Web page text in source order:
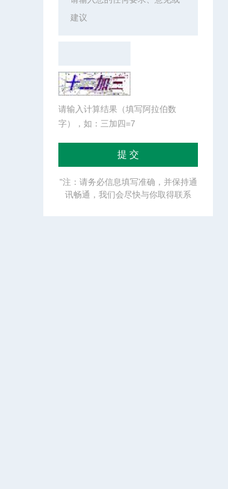
请输入计算结果（填写阿拉伯数
字），如：三加四=7
"注：请务必信息填写准确，并保持通
讯畅通，我们会尽快与你取得联系